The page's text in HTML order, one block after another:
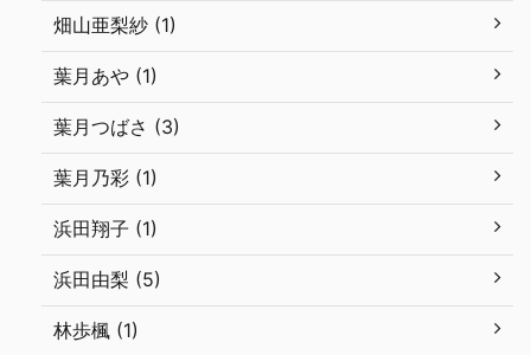
畑山亜梨紗 (1)
葉月あや (1)
葉月つばさ (3)
葉月乃彩 (1)
浜田翔子 (1)
浜田由梨 (5)
林歩楓 (1)